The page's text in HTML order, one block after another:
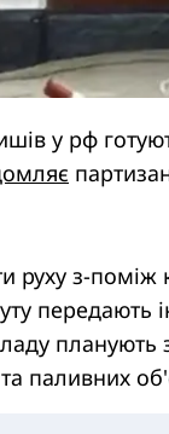
у рф
руху з-поміж
планують
паливних